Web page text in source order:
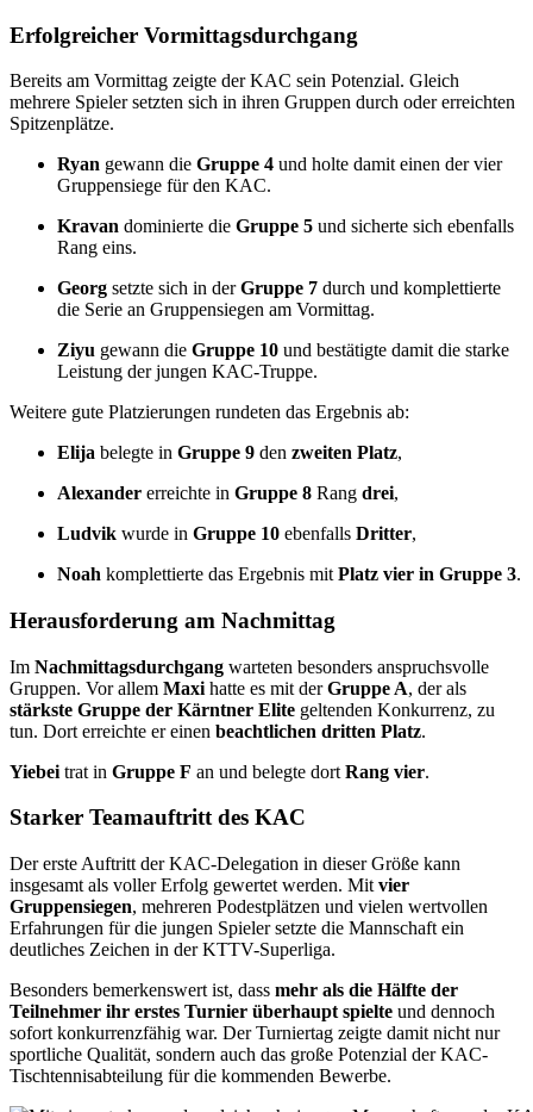
Erfolgreicher Vormittagsdurchgang
Bereits am Vormittag zeigte der KAC sein Potenzial. Gleich
mehrere Spieler setzten sich in ihren Gruppen durch oder erreichten
Spitzenplätze.
Ryan gewann die Gruppe 4 und holte damit einen der vier
Gruppensiege für den KAC.
Kravan dominierte die Gruppe 5 und sicherte sich ebenfalls
Rang eins.
Georg setzte sich in derGruppe 7 durch und komplettierte
die Serie an Gruppensiegen am Vormittag.
Ziyu gewann die Gruppe 10 und bestätigte damit die starke
Leistung der jungen KAC-Truppe.
Weitere gute Platzierungen rundeten das Ergebnis ab:
Elija belegte in Gruppe 9 den zweiten Platz,
Alexander erreichte in Gruppe 8 Rang drei,
Ludvik wurde in Gruppe 10 ebenfalls Dritter,
Noah komplettierte das Ergebnis mit Platz vier in Gruppe 3.
Herausforderung am Nachmittag
Im Nachmittagsdurchgang warteten besonders anspruchsvolle
Gruppen. Vor allem Maxi hatte es mit derGruppe A, der als
stärkste Gruppe der Kärntner Elite geltenden Konkurrenz, zu
tun. Dort erreichte er einen beachtlichen dritten Platz.
Yiebei trat in Gruppe F an und belegte dort Rang vier.
Starker Teamauftritt des KAC
Der erste Auftritt der KAC-Delegation in dieser Größe kann
insgesamt als voller Erfolg gewertet werden. Mit vier
Gruppensiegen, mehreren Podestplätzen und vielen wertvollen
Erfahrungen für die jungen Spieler setzte die Mannschaft ein
deutliches Zeichen in der KTTV-Superliga.
Besonders bemerkenswert ist, dass mehr als die Hälfte der
Teilnehmer ihr erstes Turnier überhaupt spielte und dennoch
sofort konkurrenzfähig war. Der Turniertag zeigte damit nicht nur
sportliche Qualität, sondern auch das große Potenzial der KAC-
Tischtennisabteilung für die kommenden Bewerbe.